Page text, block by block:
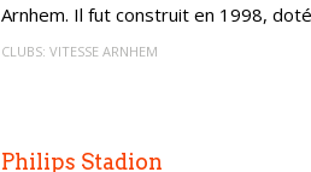
Arnhem. Il fut construit en 1998,
CLUBS: VITESSE ARNHEM
Philips Stadion